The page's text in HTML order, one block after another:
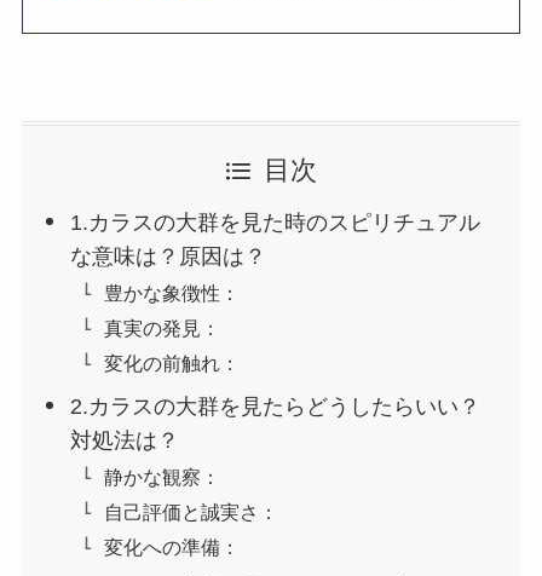
目次
1.カラスの大群を見た時のスピリチュアル
な意味は？原因は？
豊かな象徴性：
真実の発見：
変化の前触れ：
2.カラスの大群を見たらどうしたらいい？
対処法は？
静かな観察：
自己評価と誠実さ：
変化への準備：